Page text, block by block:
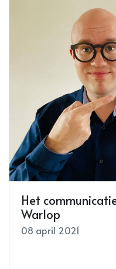
Het
Warlop
08 april 2021